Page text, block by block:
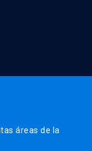
áreas de la